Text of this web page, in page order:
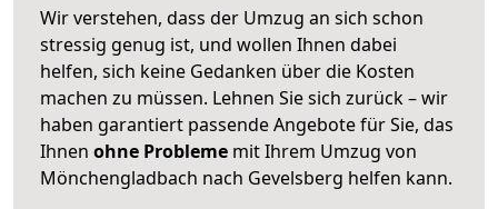
Wir verstehen, dass der Umzug an sich schon
stressig genug ist, und wollen Ihnen dabei
helfen, sich keine Gedanken über die Kosten
machen zu müssen. Lehnen Sie sich zurück – wir
haben garantiert passende Angebote für Sie, das
Ihnen ohne Probleme mit Ihrem Umzug von
Mönchengladbach nach Gevelsberg helfen kann.